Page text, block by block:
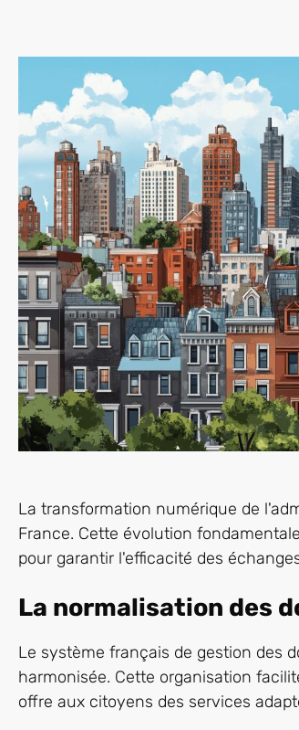
La transformation numérique de
France. Cette évolution
pour garantir l'efficacité des
La normalisation des
Le système français de gestion des
harmonisée. Cette organisation
offre aux citoyens des services